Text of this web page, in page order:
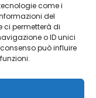
come i
del
ci permetterà di
o ID unici
può influire